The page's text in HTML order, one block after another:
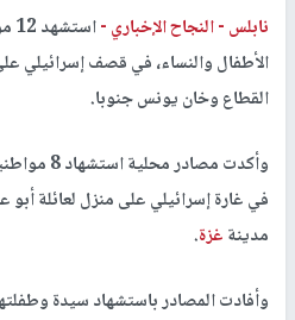
نابلس -النجاح الإخباري -
الأطفال والنساء، في قصف إسرائيلي
القطاع وخان يونس جنوبا.
وأكدت
في غارة إسرائيلي على منزل لعائلة
مدينةغزة.
وأفادت المصادر باستشهاد سيدة